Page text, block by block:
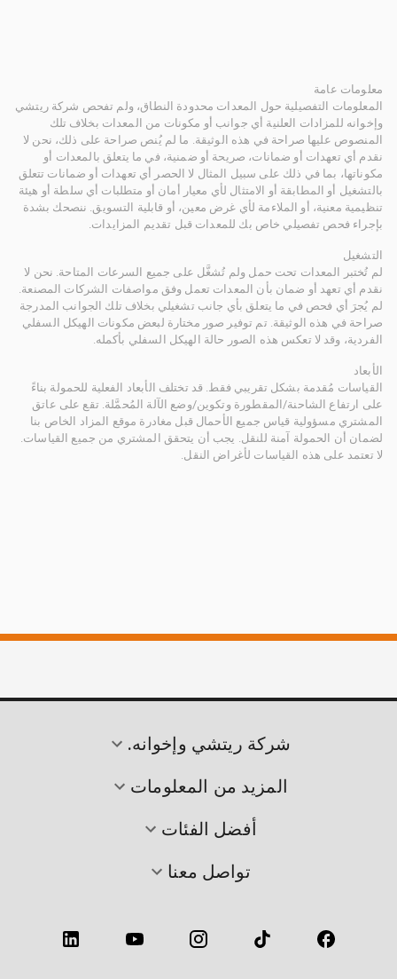
معلومات عامة
المعلومات التفصيلية حول المعدات محدودة النطاق، ولم تفحص شركة ريتشي
وإخوانه للمزادات العلنية أي جوانب أو مكونات من المعدات بخلاف تلك
المنصوص عليها صراحة في هذه الوثيقة. ما لم يُنص صراحة على ذلك، نحن لا
نقدم أي تعهدات أو ضمانات، صريحة أو ضمنية، في ما يتعلق بالمعدات أو
مكوناتها، بما في ذلك على سبيل المثال لا الحصر أي تعهدات أو ضمانات تتعلق
بالتشغيل أو المطابقة أو الامتثال لأي معيار أمان أو متطلبات أي سلطة أو هيئة
تنظيمية معنية، أو الملاءمة لأي غرض معين، أو قابلية التسويق. ننصحك بشدة
بإجراء فحص تفصيلي خاص بك للمعدات قبل تقديم المزايدات.
التشغيل
لم تُختبر المعدات تحت حمل ولم تُشغَّل على جميع السرعات المتاحة. نحن لا
نقدم أي تعهد أو ضمان بأن المعدات تعمل وفق مواصفات الشركات المصنعة.
لم يُجرَ أي فحص في ما يتعلق بأي جانب تشغيلي بخلاف تلك الجوانب المدرجة
صراحة في هذه الوثيقة. تم توفير صور مختارة لبعض مكونات الهيكل السفلي
الفردية، وقد لا تعكس هذه الصور حالة الهيكل السفلي بأكمله.
الأبعاد
القياسات مُقدمة بشكل تقريبي فقط. قد تختلف الأبعاد الفعلية للحمولة بناءً
على ارتفاع الشاحنة/المقطورة وتكوين/وضع الآلة المُحمَّلة. تقع على عاتق
المشتري مسؤولية قياس جميع الأحمال قبل مغادرة موقع المزاد الخاص بنا
لضمان أن الحمولة آمنة للنقل. يجب أن يتحقق المشتري من جميع القياسات.
لا تعتمد على هذه القياسات لأغراض النقل.
شركة ريتشي وإخوانه.
المزيد من المعلومات
أفضل الفئات
تواصل معنا